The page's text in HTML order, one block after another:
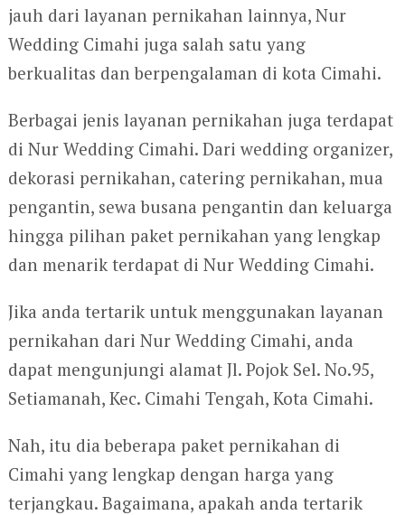
jauh dari layanan pernikahan lainnya, Nur
Wedding Cimahi juga salah satu yang
berkualitas dan berpengalaman di kota Cimahi.
Berbagai jenis layanan pernikahan juga terdapat
di Nur Wedding Cimahi. Dari wedding organizer,
dekorasi pernikahan, catering pernikahan, mua
pengantin, sewa busana pengantin dan keluarga
hingga pilihan paket pernikahan yang lengkap
dan menarik terdapat di Nur Wedding Cimahi.
Jika anda tertarik untuk menggunakan layanan
pernikahan dari Nur Wedding Cimahi, anda
dapat mengunjungi alamat Jl. Pojok Sel. No.95,
Setiamanah, Kec. Cimahi Tengah, Kota Cimahi.
Nah, itu dia beberapa paket pernikahan di
Cimahi yang lengkap dengan harga yang
terjangkau. Bagaimana, apakah anda tertarik